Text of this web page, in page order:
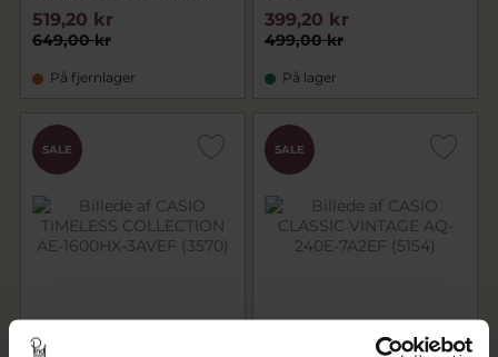
649,00 kr
519,20 kr
På fjernlager
499,00 kr
399,20 kr
På lager
SALE
Nyhed
CASIO TIMELESS
SALE
CASIO CLASSIC VINTAGE AQ-